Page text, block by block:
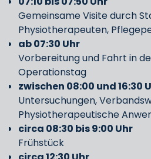
Gemeinsame Visite durch
Physiotherapeuten,
ab 07:30 Uhr
Vorbereitung und Fahrt in
Operationstag
zwischen 08:00 und 16:30
Untersuchungen,
Physiotherapeutische
circa 08:30 bis 9:00 Uhr
Frühstück